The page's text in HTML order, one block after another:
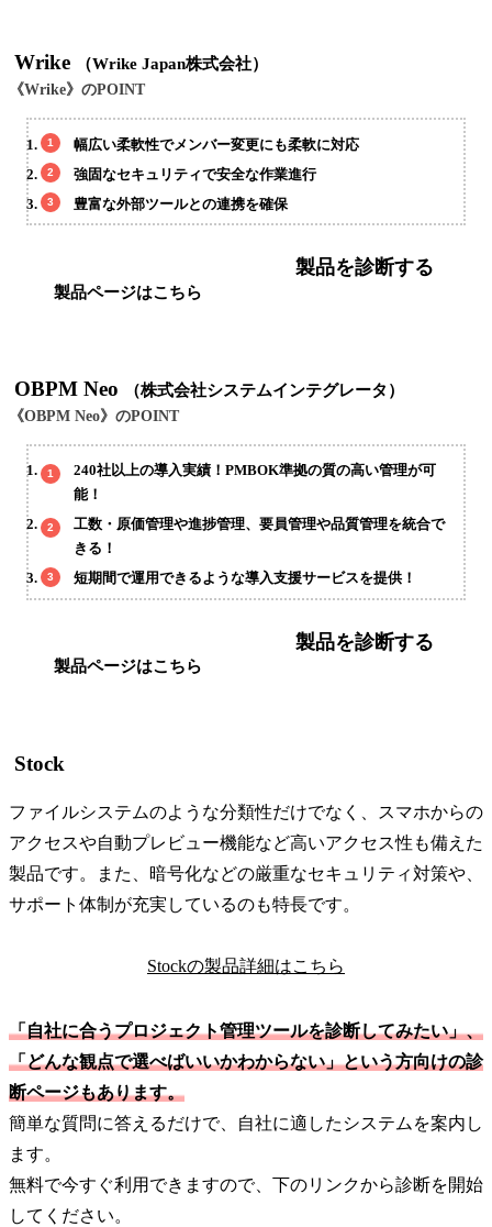
Wrike （Wrike Japan株式会社）
《Wrike》のPOINT
幅広い柔軟性でメンバー変更にも柔軟に対応
強固なセキュリティで安全な作業進行
豊富な外部ツールとの連携を確保
製品ページはこちら
製品を診断する
OBPM Neo （株式会社システムインテグレータ）
《OBPM Neo》のPOINT
240社以上の導入実績！PMBOK準拠の質の高い管理が可
能！
工数・原価管理や進捗管理、要員管理や品質管理を統合で
きる！
短期間で運用できるような導入支援サービスを提供！
製品ページはこちら
製品を診断する
Stock
ファイルシステムのような分類性だけでなく、スマホからの
アクセスや自動プレビュー機能など高いアクセス性も備えた
製品です。また、暗号化などの厳重なセキュリティ対策や、
サポート体制が充実しているのも特長です。
Stockの製品詳細はこちら
「自社に合うプロジェクト管理ツールを診断してみたい」、
「どんな観点で選べばいいかわからない」という方向けの診
断ページもあります。
簡単な質問に答えるだけで、自社に適したシステムを案内し
ます。
無料で今すぐ利用できますので、下のリンクから診断を開始
してください。